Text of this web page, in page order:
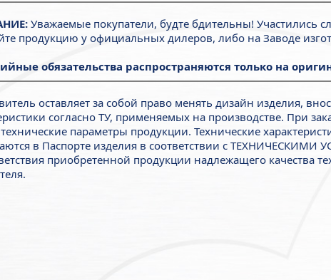
Уважаемые покупатели, будте бдительны! Участились
продукцию у официальных дилеров, либо на Заводе
обязательства распространяются только на
оставляет за собой право менять дизайн изделия,
согласно ТУ, применяемых на производстве. При
параметры продукции. Технические
в Паспорте изделия в соответствии с ТЕХНИЧЕСКИМИ
приобретенной продукции надлежащего качества